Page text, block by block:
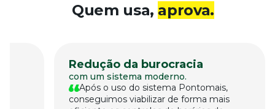
Quem usa, aprova.
Redução da burocracia
com um sistema moderno.
Após o uso do sistema Pontomais,
conseguimos viabilizar de forma mais